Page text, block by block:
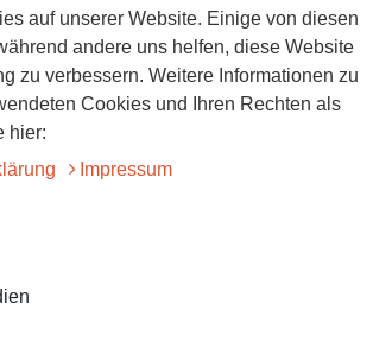
Folgt uns auf Facebook
Folgt uns auf Instagram
| Webentwicklung & Webdesign
auf unserer Website. Einige von diesen
andere uns helfen, diese Website
zu verbessern. Weitere Informationen zu
Cookies und Ihren Rechten als
hier:
Impressum